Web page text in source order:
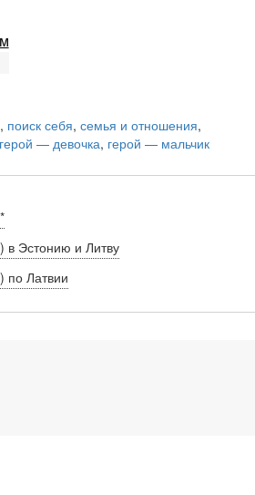
, поиск себя, семья и отношения,
герой — девочка, герой — мальчик
в Эстонию и Литву
по Латвии